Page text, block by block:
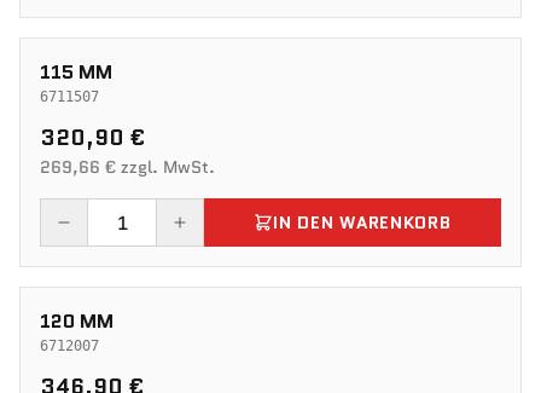
115 MM
6711507
320,90 €
269,66 € zzgl. MwSt.
IN DEN WARENKORB
120 MM
6712007